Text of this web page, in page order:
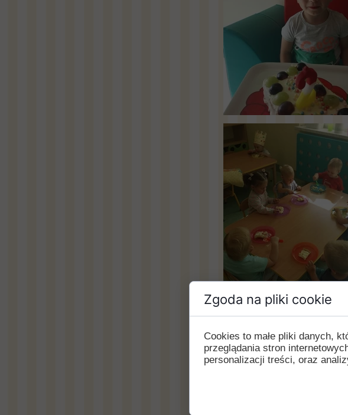
Zgoda na pliki cookie
Cookies to małe pliki danych,
przeglądania stron
personalizacji treści, oraz